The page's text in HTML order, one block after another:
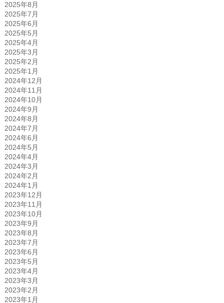
2025年8月
2025年7月
2025年6月
2025年5月
2025年4月
2025年3月
2025年2月
2025年1月
2024年12月
2024年11月
2024年10月
2024年9月
2024年8月
2024年7月
2024年6月
2024年5月
2024年4月
2024年3月
2024年2月
2024年1月
2023年12月
2023年11月
2023年10月
2023年9月
2023年8月
2023年7月
2023年6月
2023年5月
2023年4月
2023年3月
2023年2月
2023年1月